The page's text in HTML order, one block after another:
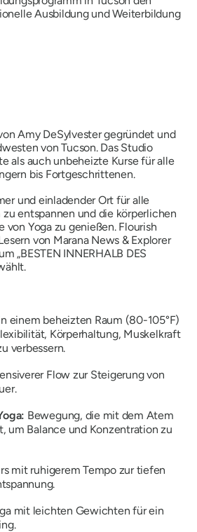
Ausbildung und Weiterbildung
Amy DeSylvester gegründet und
von Tucson. Das Studio
als auch unbeheizte Kurse für alle
bis Fortgeschrittenen.
und einladender Ort für alle
entspannen und die körperlichen
von Yoga zu genießen. Flourish
von Marana News & Explorer
„BESTEN INNERHALB DES
einem beheizten Raum (80-105°F)
Körperhaltung, Muskelkraft
verbessern.
Flow zur Steigerung von
Bewegung, die mit dem Atem
um Balance und Konzentration zu
mit ruhigerem Tempo zur tiefen
mit leichten Gewichten für ein